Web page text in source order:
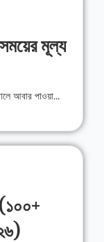
মূল্য
আবার পাওয়া...
(১০০+